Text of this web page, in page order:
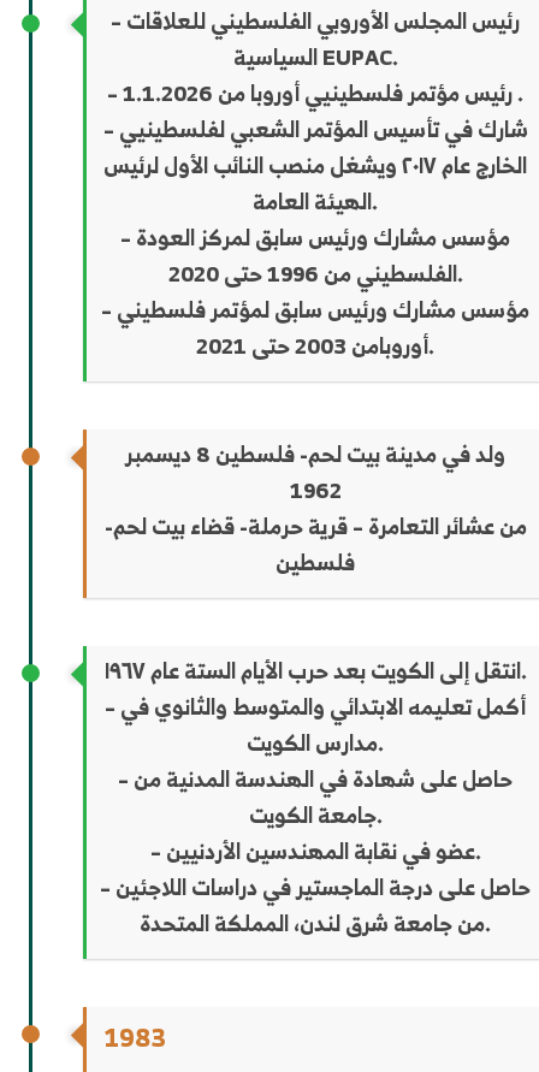
– رئيس المجلس الأوروبي الفلسطيني للعلاقات
السياسية EUPAC.
– رئيس مؤتمر فلسطينيي أوروبا من 1.1.2026 .
– شارك في تأسيس المؤتمر الشعبي لفلسطينيي
الخارج عام ٢٠١٧ ويشغل منصب النائب الأول لرئيس
الهيئة العامة.
– مؤسس مشارك ورئيس سابق لمركز العودة
الفلسطيني من 1996 حتى 2020.
– مؤسس مشارك ورئيس سابق لمؤتمر فلسطيني
أوروبامن 2003 حتى 2021.
ولد في مدينة بيت لحم- فلسطين 8 ديسمبر
1962
من عشائر التعامرة – قرية حرملة- قضاء بيت لحم-
فلسطين
انتقل إلى الكويت بعد حرب الأيام الستة عام ١٩٦٧.
– أكمل تعليمه الابتدائي والمتوسط ​​والثانوي في
مدارس الكويت.
– حاصل على شهادة في الهندسة المدنية من
جامعة الكويت.
– عضو في نقابة المهندسين الأردنيين.
– حاصل على درجة الماجستير في دراسات اللاجئين
من جامعة شرق لندن، المملكة المتحدة.
1983